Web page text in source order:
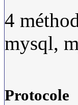
4
mysql,
Protocole